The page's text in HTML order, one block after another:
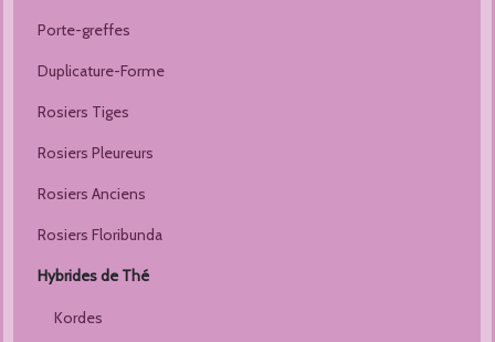
Porte-greffes
Duplicature-Forme
Rosiers Tiges
Rosiers Pleureurs
Rosiers Anciens
Rosiers Floribunda
Hybrides de Thé
Kordes